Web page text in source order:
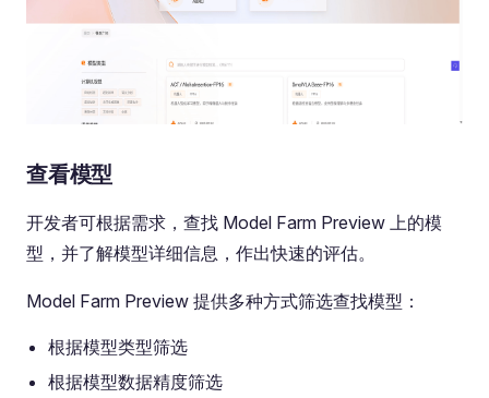
查看模型
开发者可根据需求，查找 Model Farm Preview 上的模
型，并了解模型详细信息，作出快速的评估。
Model Farm Preview 提供多种方式筛选查找模型：
根据模型类型筛选
根据模型数据精度筛选